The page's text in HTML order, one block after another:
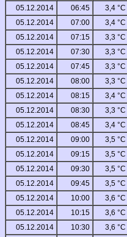
05.12.2014
06:45 3,4 °C
05.12.2014
07:00 3,4 °C
05.12.2014
07:15 3,3 °C
05.12.2014
07:30 3,3 °C
05.12.2014
07:45 3,3 °C
05.12.2014
08:00 3,3 °C
05.12.2014
08:15 3,4 °C
05.12.2014
08:30 3,3 °C
05.12.2014
08:45 3,4 °C
05.12.2014
09:00 3,5 °C
05.12.2014
09:15 3,5 °C
05.12.2014
09:30 3,5 °C
05.12.2014
09:45 3,5 °C
05.12.2014
10:00 3,6 °C
05.12.2014
10:15 3,6 °C
05.12.2014
10:30 3,6 °C